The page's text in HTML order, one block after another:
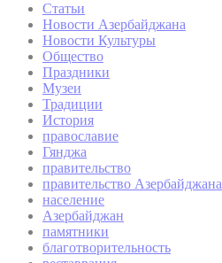
Статьи
Новости Азербайджана
Новости Культуры
Общество
Праздники
Музеи
Традиции
История
православие
Гянджа
правительство
правительство Азербайджана
население
Азербайджан
памятники
благотворительность